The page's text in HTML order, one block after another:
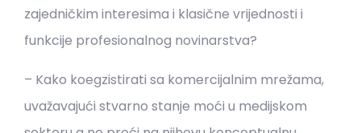
zajedničkim interesima i klasične vrijednosti i
funkcije profesionalnog novinarstva?
– Kako koegzistirati sa komercijalnim mrežama,
uvažavajući stvarno stanje moći u medijskom